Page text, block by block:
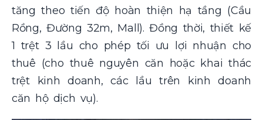
tăng theo tiến độ hoàn thiện hạ tầng (Cầu
Rồng, Đường 32m, Mall). Đồng thời, thiết kế
1 trệt 3 lầu cho phép tối ưu lợi nhuận cho
thuê (cho thuê nguyên căn hoặc khai thác
trệt kinh doanh, các lầu trên kinh doanh
căn hộ dịch vụ).